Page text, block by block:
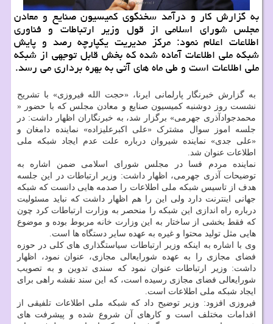
به گزارش کار و درآمد سخنگوی کمیسیون صنایع و معادن
مجلس شورای اسلامی از قول وزیر ارتباطات و فناوری
اطلاعات اعلام نمود: مرکز مدیریت یکپارچه رصد و پایش
شبکه ملی اطلاعات آماده شده که بخش قابل توجهی از شبکه
ملی اطلاعات است و طی ماه های آتی به بهره برداری می رسد.
به گزارش خبرنگار پارلمانی ایرنا، «حجت الله فیروزی» با تشریح
نشست روز دوشنبه کمیسیون صنایع و معادن مجلس که با حضور «
محمدجوادآذری جهرمی» برگزار شد، به خبرنگاران اظهار داشت: در
جلسه اموز سوال مشترک «علی اکبرعلیزاده» نماینده دامغان و
«علی جدی» نماینده شیروان درباره علت عدم ایجاد شبکه ملی
اطلاعات عنوان شد.
نماینده مردم فسا در مجلس شورای اسلامی ضمن اشاره به
توضیحات آذری جهرمی، اظهار داشت: وزیر ارتباطات در این جلسه
هدف از تاسیس شبکه ملی اطلاعات را صدمه هایی دانست که شبکه
جهانی اینترنت دارد ولی این را هم اظهار داشت که نباید مسئولیت
درباره راه اندازی این شبکه را منحصر به وزارت ارتباطات کرد چون
که فقط بخشی از ساختار به این وزارت خانه مربوط بوده و موضوع
هایی مثل تولید محتوا و غیره به عهده سایر دستگاه ها است.
وی با اشاره به اینکه وزیر ارتباطات سیاستگذاری های کلی در حوزه
فضای مجازی را به عهده شورایعالی مجازی، عنوان نمود، اظهار
داشت: وزیر ارتباطات عنوان نمود که سندی تدوین و به تصویب
شورایعالی فضای مجازی رسیده است، که این سند نقشه راهی برای
ایجاد شبکه ملی اطلاعات است.
فیروزی افزود: وزیر توضیح داد که شبکه ملی اطلاعات تلفیقی از
اقدامات مختلف است و کارهای آن شروع شده و پیشرفت های